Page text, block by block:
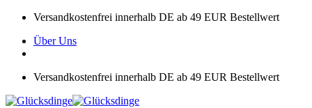
Zum
springen
Versandkostenfrei innerhalb DE ab 49 EUR Bestellwert
Über Uns
Versandkostenfrei innerhalb DE ab 49 EUR Bestellwert